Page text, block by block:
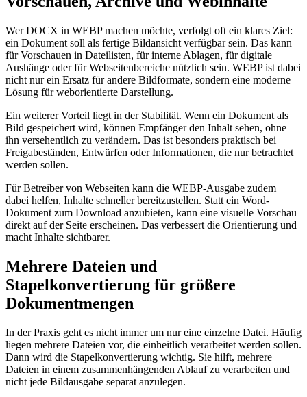
Wer DOCX in WEBP machen möchte, verfolgt oft ein klares Ziel:
ein Dokument soll als fertige Bildansicht verfügbar sein. Das kann
für Vorschauen in Dateilisten, für interne Ablagen, für digitale
Aushänge oder für Webseitenbereiche nützlich sein. WEBP ist dabei
nicht nur ein Ersatz für andere Bildformate, sondern eine moderne
Lösung für weborientierte Darstellung.
Ein weiterer Vorteil liegt in der Stabilität. Wenn ein Dokument als
Bild gespeichert wird, können Empfänger den Inhalt sehen, ohne
ihn versehentlich zu verändern. Das ist besonders praktisch bei
Freigabeständen, Entwürfen oder Informationen, die nur betrachtet
werden sollen.
Für Betreiber von Webseiten kann die WEBP-Ausgabe zudem
dabei helfen, Inhalte schneller bereitzustellen. Statt ein Word-
Dokument zum Download anzubieten, kann eine visuelle Vorschau
direkt auf der Seite erscheinen. Das verbessert die Orientierung und
macht Inhalte sichtbarer.
Mehrere Dateien und
Stapelkonvertierung für größere
Dokumentmengen
In der Praxis geht es nicht immer um nur eine einzelne Datei. Häufig
liegen mehrere Dateien vor, die einheitlich verarbeitet werden sollen.
Dann wird die Stapelkonvertierung wichtig. Sie hilft, mehrere
Dateien in einem zusammenhängenden Ablauf zu verarbeiten und
nicht jede Bildausgabe separat anzulegen.